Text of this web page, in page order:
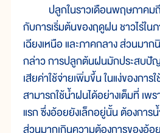
ปลูกในราวเดือนพฤษภาคมถึ
กับการเริ่มต้นของฤดูฝน ชาวไร่ใ
เฉียงเหนือ และภาคกลาง ส่วนมา
กล่าว การปลูกต้นฝนมักประสบปั
เสียค่าใช้จ่ายเพิ่มขึ้น ในแง่ของกา
สามารถใช้น้ำฝนได้อย่างเต็มที่ เพ
แรก ซึ่งอ้อยยังเล็กอยู่นั้น ต้องกา